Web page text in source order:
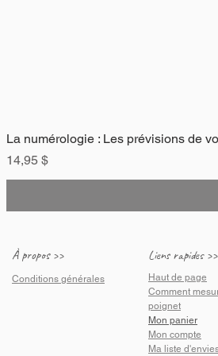
La numérologie : Les prévisions de
Prix
14,95 $
À propos >> Liens rapides >>
Conditions générales
Haut de page
Comment
poignet
Mon panier
Mon compte
Ma liste